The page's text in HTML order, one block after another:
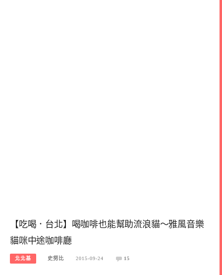
【吃喝．台北】喝咖啡也能幫助流浪貓～雅風音樂
貓咪中途咖啡廳
北北基 史努比 2015-09-24 15